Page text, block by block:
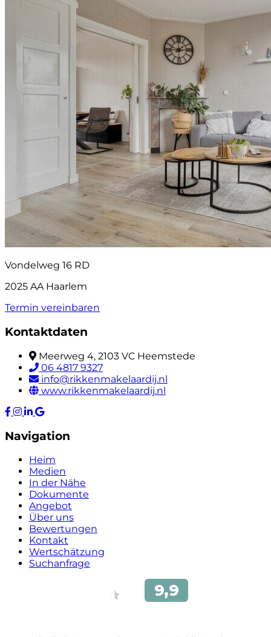
Vondelweg 16 RD
2025 AA Haarlem
Termin vereinbaren
Kontaktdaten
Meerweg 4, 2103 VC Heemstede
06 4817 9327
info@rikkenmakelaardij.nl
www.rikkenmakelaardij.nl
Navigation
Heim
Medien
In der Nähe
Dokumente
Angebot
Über uns
Bewertungen
Kontakt
Wertschätzung
Suchanfrage